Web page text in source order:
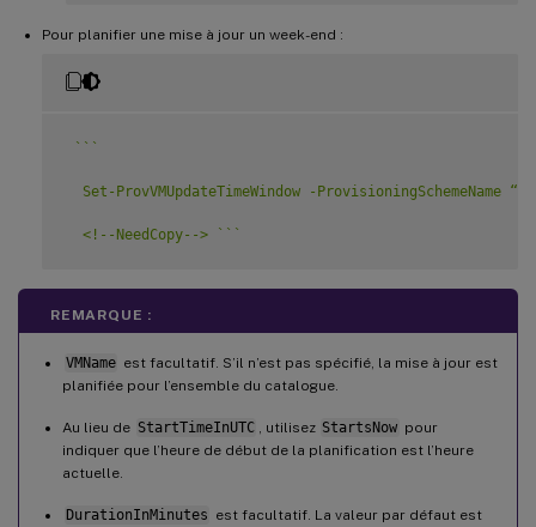
Pour planifier une mise à jour un week-end :
` ` `
Set-ProvVMUpdateTimeWindow -ProvisioningSchemeName “
  <!--NeedCopy-->
` ` `
REMARQUE :
VMName est facultatif. S’il n’est pas spécifié, la mise à jour est
planifiée pour l’ensemble du catalogue.
Au lieu de StartTimeInUTC , utilisez StartsNow pour
indiquer que l’heure de début de la planification est l’heure
actuelle.
DurationInMinutes est facultatif. La valeur par défaut est